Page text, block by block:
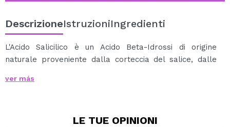
DescrizioneIstruzioniIngredienti
L'Acido Salicilico è un Acido Beta-Idrossi di origine
naturale proveniente dalla corteccia del salice, dalle
Questo Acido è un esfoliante efficace che pulisce
Otterrai una pelle uniforme, fresca e senza macchie.
ver más
LE TUE OPINIONI